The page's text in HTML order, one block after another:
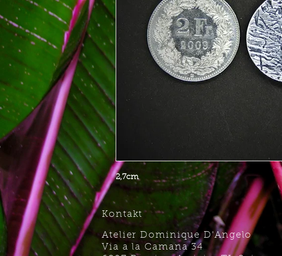
2,7cm
Kontakt
Atelier Dominique D'Angelo
Via a la Camana 34